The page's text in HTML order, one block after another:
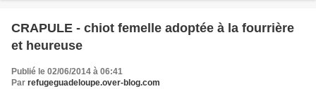
CRAPULE - chiot femelle adoptée à la fourrière
et heureuse
Publié le 02/06/2014 à 06:41
Par refugeguadeloupe.over-blog.com